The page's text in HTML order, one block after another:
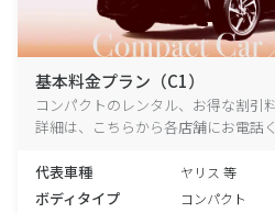
基本料金プラン（C1）
コンパクトのレンタル、お得な割引
詳細は、こちらから各店舗にお電話く
代表車種 ヤリス 等
ボディタイプ コンパクト